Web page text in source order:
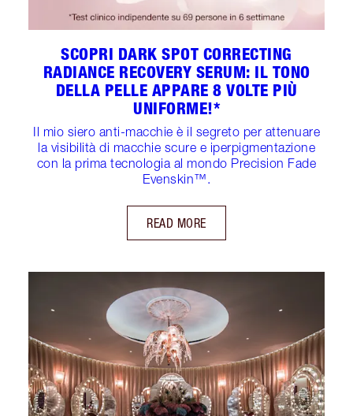
SCOPRI DARK SPOT CORRECTING
RADIANCE RECOVERY SERUM: IL TONO
DELLA PELLE APPARE 8 VOLTE PIÙ
UNIFORME!*
Il mio siero anti-macchie è il segreto per attenuare
la visibilità di macchie scure e iperpigmentazione
con la prima tecnologia al mondo Precision Fade
Evenskin™.
READ MORE